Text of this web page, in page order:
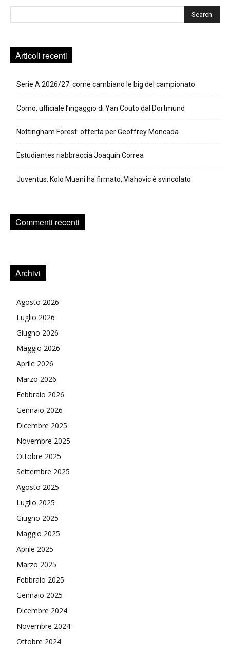
Articoli recenti
Serie A 2026/27: come cambiano le big del campionato
Como, ufficiale l’ingaggio di Yan Couto dal Dortmund
Nottingham Forest: offerta per Geoffrey Moncada
Estudiantes riabbraccia Joaquín Correa
Juventus: Kolo Muani ha firmato, Vlahovic è svincolato
Commenti recenti
Archivi
Agosto 2026
Luglio 2026
Giugno 2026
Maggio 2026
Aprile 2026
Marzo 2026
Febbraio 2026
Gennaio 2026
Dicembre 2025
Novembre 2025
Ottobre 2025
Settembre 2025
Agosto 2025
Luglio 2025
Giugno 2025
Maggio 2025
Aprile 2025
Marzo 2025
Febbraio 2025
Gennaio 2025
Dicembre 2024
Novembre 2024
Ottobre 2024